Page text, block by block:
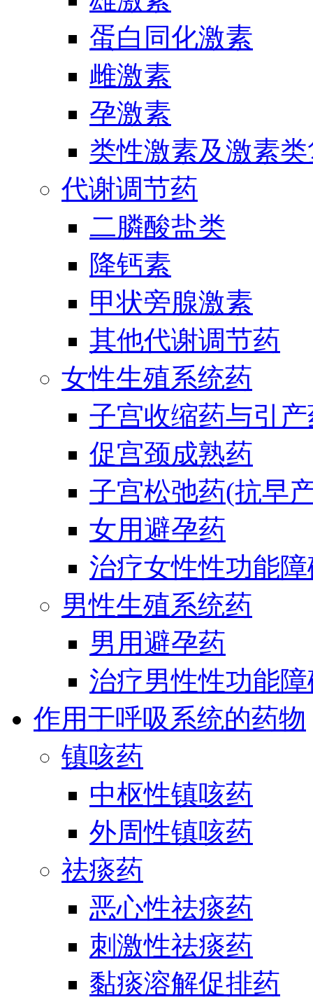
蛋白同化激素
雌激素
孕激素
类性激素及激素
代谢调节药
二膦酸盐类
降钙素
甲状旁腺激素
其他代谢调节药
女性生殖系统药
子宫收缩药与引
促宫颈成熟药
子宫松弛药(抗早
女用避孕药
治疗女性性功能
男性生殖系统药
男用避孕药
治疗男性性功能
作用于呼吸系统的药物
镇咳药
中枢性镇咳药
外周性镇咳药
祛痰药
恶心性祛痰药
刺激性祛痰药
黏痰溶解促排药